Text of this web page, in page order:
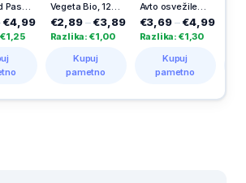
Vegeta Bio, 120 g
€2,89 €3,89
Razlika: €1,00
Avto osvežilec Air Splah, vanilija, PowerAir
€3,69– €4,99
Razlika: €1,30
€5,45–
Razlika: €4,53